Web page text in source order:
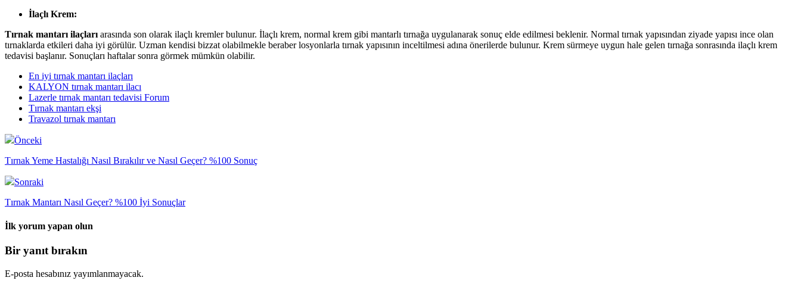
İlaçlı Krem:
Tırnak mantarı ilaçlarıarasında son olarak ilaçlı kremler bulunur. İlaçlı krem, normal krem gibi mantarlı tırnağa uygulanarak sonuç elde edilmesi beklenir. Normal tırnak yapısından ziyade yapısı ince olan
tırnaklarda etkileri daha iyi görülür. Uzman kendisi bizzat olabilmekle beraber losyonlarla tırnak yapısının inceltilmesi adına önerilerde bulunur. Krem sürmeye uygun hale gelen tırnağa sonrasında ilaçlı krem
tedavisi başlanır. Sonuçları haftalar sonra görmek mümkün olabilir.
En iyi tırnak mantarı ilaçları
KALYON tırnak mantarı ilacı
Lazerle tırnak mantarı tedavisi Forum
Tırnak mantarı ekşi
Travazol tırnak mantarı
Önceki
Tırnak Yeme Hastalığı Nasıl Bırakılır ve Nasıl Geçer? %100 Sonuç
Sonraki
Tırnak Mantarı Nasıl Geçer? %100 İyi Sonuçlar
İlk yorum yapan olun
Bir yanıt bırakın
E-posta hesabınız yayımlanmayacak.